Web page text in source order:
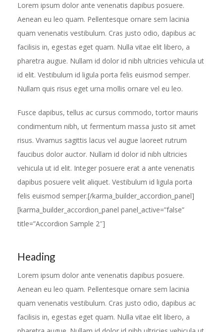
Lorem ipsum dolor ante venenatis dapibus posuere.
Aenean eu leo quam. Pellentesque ornare sem lacinia
quam venenatis vestibulum. Cras justo odio, dapibus ac
facilisis in, egestas eget quam. Nulla vitae elit libero, a
pharetra augue. Nullam id dolor id nibh ultricies vehicula ut
id elit. Vestibulum id ligula porta felis euismod semper.
Nullam quis risus eget urna mollis ornare vel eu leo.
Fusce dapibus, tellus ac cursus commodo, tortor mauris
condimentum nibh, ut fermentum massa justo sit amet
risus. Vivamus sagittis lacus vel augue laoreet rutrum
faucibus dolor auctor. Nullam id dolor id nibh ultricies
vehicula ut id elit. Integer posuere erat a ante venenatis
dapibus posuere velit aliquet. Vestibulum id ligula porta
felis euismod semper.[/karma_builder_accordion_panel]
[karma_builder_accordion_panel panel_active=”false”
title=”Accordion Sample 2″]
Heading
Lorem ipsum dolor ante venenatis dapibus posuere.
Aenean eu leo quam. Pellentesque ornare sem lacinia
quam venenatis vestibulum. Cras justo odio, dapibus ac
facilisis in, egestas eget quam. Nulla vitae elit libero, a